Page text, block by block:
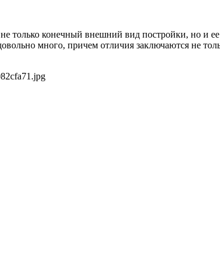
только конечный внешний вид постройки, но и
много, причем отличия заключаются не